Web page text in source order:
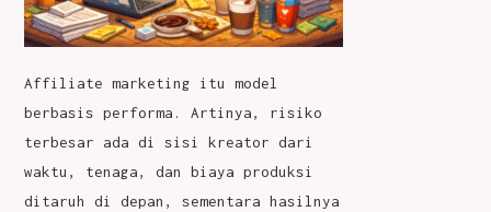
Affiliate marketing itu model
berbasis performa. Artinya, risiko
terbesar ada di sisi kreator dari
waktu, tenaga, dan biaya produksi
ditaruh di depan, sementara hasilnya